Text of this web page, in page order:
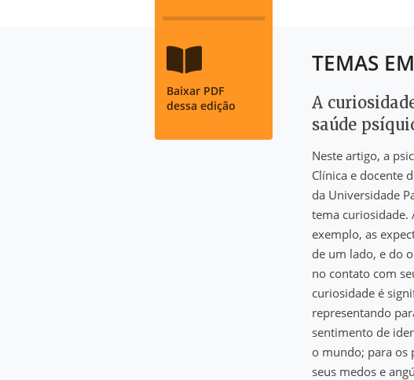
Baixar PDF
dessa edição
TEMAS
A
saúde
Neste artigo, a
Clínica e docente
da Universidade
tema curiosidade.
exemplo, as
de um lado, e do
no contato com
curiosidade é
representando
sentimento de
o mundo; para os
seus medos e